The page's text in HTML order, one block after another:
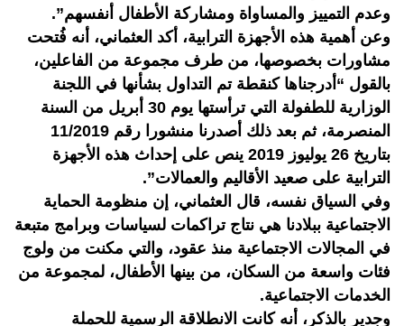
وعدم التمييز والمساواة ومشاركة الأطفال أنفسهم”.
وعن أهمية هذه الأجهزة الترابية، أكد العثماني، أنه فُتحت
مشاورات بخصوصها، من طرف مجموعة من الفاعلين،
بالقول “أدرجناها كنقطة تم التداول بشأنها في اللجنة
الوزارية للطفولة التي ترأستها يوم 30 أبريل من السنة
المنصرمة، ثم بعد ذلك أصدرنا منشورا رقم 11/2019
بتاريخ 26 يوليوز 2019 ينص على إحداث هذه الأجهزة
الترابية على صعيد الأقاليم والعمالات”.
وفي السياق نفسه، قال العثماني، إن منظومة الحماية
الاجتماعية ببلادنا هي نتاج تراكمات لسياسات وبرامج متبعة
في المجالات الاجتماعية منذ عقود، والتي مكنت من ولوج
فئات واسعة من السكان، من بينها الأطفال، لمجموعة من
الخدمات الاجتماعية.
وجدير بالذكر، أنه كانت الانطلاقة الرسمية للحملة